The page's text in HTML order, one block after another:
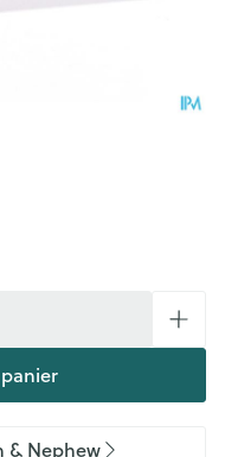
& Nephew